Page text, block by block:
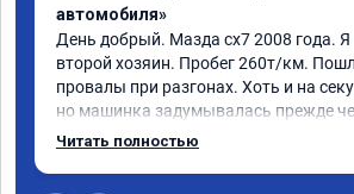
автомобиля»
День добрый. Мазда сх7 2008 года. Я
второй хозяин. Пробег 260т/км.
провалы при разгонах. Хоть и на
но машинка задумывалась прежде
разогнаться. Года 4 назад удалял
Читать полностью